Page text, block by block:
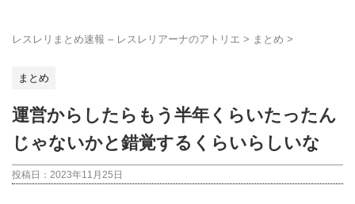
レスレリまとめ速報 – レスレリアーナのアトリエ > まとめ >
まとめ
運営からしたらもう半年くらいたったん
じゃないかと錯覚するくらいらしいな
投稿日： 2023年11月25日